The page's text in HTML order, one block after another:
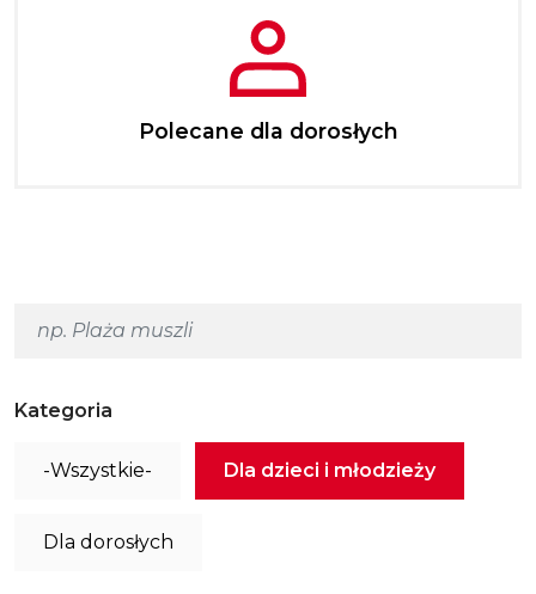
Polecane dla dorosłych
Kategoria
-Wszystkie- Dla dzieci i młodzieży
Dla dorosłych